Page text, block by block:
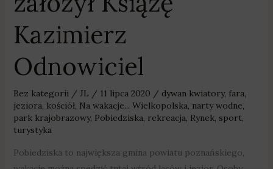
Kazimierz
Odnowiciel
Bez kategorii / JL / 11 lipca 2020 / dywan kwiatory, fara
jeziora kościół, Na wakacje... Wielkopolska narty wodne
park krajobrazowy, Pobiedziska rekreacja Rynek, sport
turystyka
Pobiedziska to największa gmina powiatu poznańskiego,